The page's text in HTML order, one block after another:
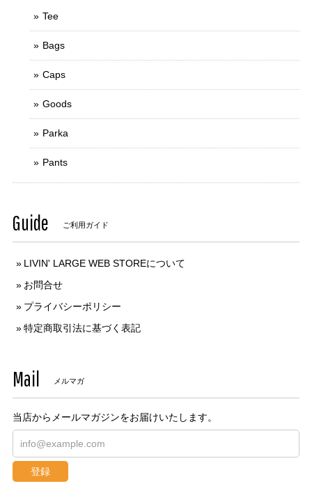
Tee
Bags
Caps
Goods
Parka
Pants
Guide ご利用ガイド
LIVIN' LARGE WEB STOREについて
お問合せ
プライバシーポリシー
特定商取引法に基づく表記
Mail メルマガ
当店からメールマガジンをお届けいたします。
登録